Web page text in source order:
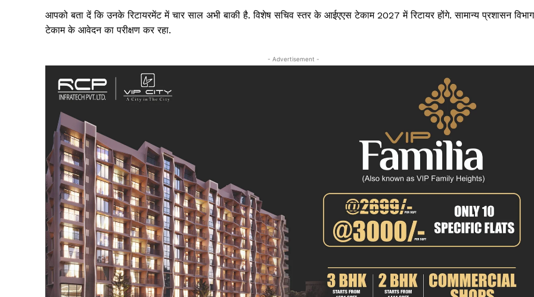
सिर्फ सच !!!
SUBSCRIBE NOW
क्राइम
खेल खबर
मनोरंजन
ई-पेपर
आपको बता दें कि उनके रिटायरमेंट में चार साल अभी बाकी है. विशेष सचिव स्तर के आईएएस टेकाम 2027 में रिटायर होंगे. सामान्य प्रशासन विभाग
टेकाम के आवेदन का परीक्षण कर रहा.
- Advertisement -